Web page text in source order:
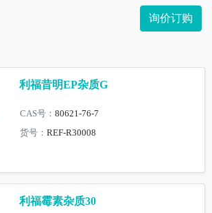
询价订购
利福昔明EP杂质G
CAS号：80621-76-7
货号：REF-R30008
利福霉素杂质30